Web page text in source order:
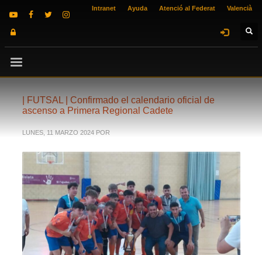
Intranet Ayuda Atenció al Federat Valencià
| FUTSAL | Confirmado el calendario oficial de
ascenso a Primera Regional Cadete
LUNES, 11 MARZO 2024 POR